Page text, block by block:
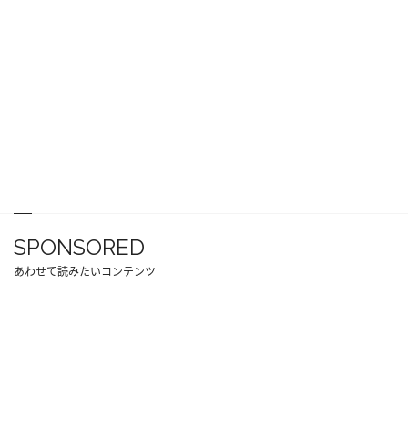
SPONSORED
あわせて読みたいコンテンツ